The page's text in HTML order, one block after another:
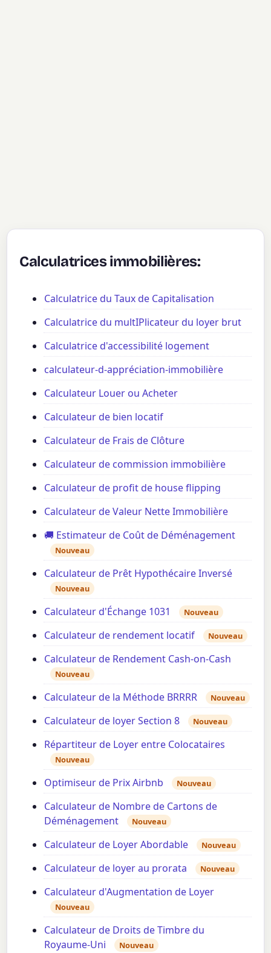
Calculatrices immobilières:
Calculatrice du Taux de Capitalisation
Calculatrice du multIPlicateur du loyer brut
Calculatrice d'accessibilité logement
calculateur-d-appréciation-immobilière
Calculateur Louer ou Acheter
Calculateur de bien locatif
Calculateur de Frais de Clôture
Calculateur de commission immobilière
Calculateur de profit de house flipping
Calculateur de Valeur Nette Immobilière
🚚 Estimateur de Coût de Déménagement
Nouveau
Calculateur de Prêt Hypothécaire Inversé
Nouveau
Calculateur d'Échange 1031 Nouveau
Calculateur de rendement locatif Nouveau
Calculateur de Rendement Cash-on-Cash
Nouveau
Calculateur de la Méthode BRRRR Nouveau
Calculateur de loyer Section 8 Nouveau
Répartiteur de Loyer entre Colocataires
Nouveau
Optimiseur de Prix Airbnb Nouveau
Calculateur de Nombre de Cartons de
Déménagement
Nouveau
Calculateur de Loyer Abordable Nouveau
Calculateur de loyer au prorata Nouveau
Calculateur d'Augmentation de Loyer
Nouveau
Calculateur de Droits de Timbre du
Royaume-Uni
Nouveau